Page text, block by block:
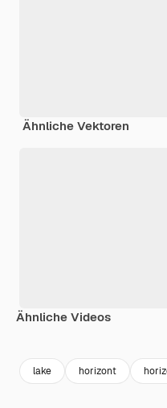
Ähnliche Vektoren
Ähnliche Videos
lake horizont